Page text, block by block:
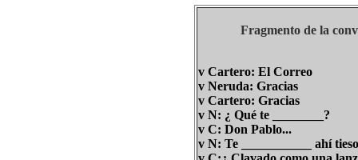
Fragmento de la
v Cartero: El Correo
v Neruda: Gracias
v Cartero: Gracias
v N: ¿ Qué te ________?
v C: Don Pablo...
v N: Te ___________ ahí